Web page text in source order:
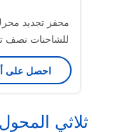
للشاحنات نصف
احصل على
ثلاثي